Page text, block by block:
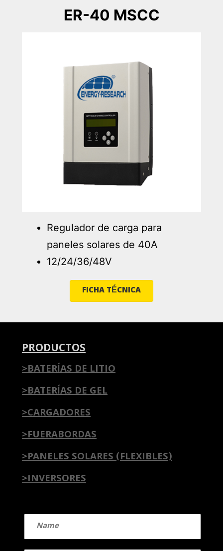
ER-40 MSCC
Regulador de carga para
paneles solares de 40A
12/24/36/48V
FICHA TÉCNICA
PRODUCTOS
>BATERÍAS DE LITIO
>BATERÍAS DE GEL
>CARGADORES
>FUERABORDAS
>PANELES SOLARES (FLEXIBLES)
>INVERSORES